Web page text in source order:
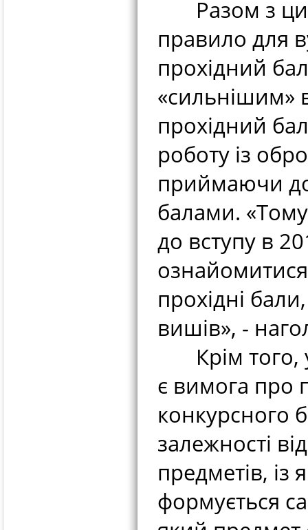
Разом з
правило для
прохідний
«сильнішим»
прохідний
роботу із
приймаючи
балами. «Тому
до вступу в
прохідні
вишів», -
Крім того,
є вимога про
конкурсного
залежності
предметів,
формується